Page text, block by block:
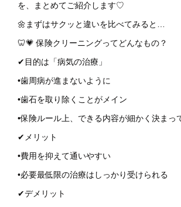
を、まとめてご紹介します♡
🌼まずはサクッと違いを比べてみると…
🦷💗 保険クリーニングってどんなもの？
✔目的は「病気の治療」
•歯周病が進まないように
•歯石を取り除くことがメイン
•保険ルール上、できる内容が細かく決まっ
✔メリット
•費用を抑えて通いやすい
•必要最低限の治療はしっかり受けられる
✔デメリット